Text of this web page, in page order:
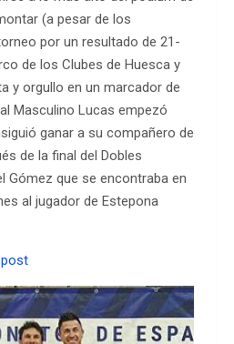
(a pesar de los
por un resultado de 21-
de los Clubes de Huesca y
y orgullo en un marcador de
Masculino Lucas empezó
ganar a su compañero de
de la final del Dobles
Gómez que se encontraba en
al jugador de Estepona